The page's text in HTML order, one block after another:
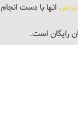
تراش انها با دست